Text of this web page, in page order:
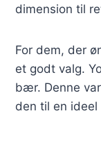
dimension til
For dem, der
et godt valg.
bær. Denne
den til en ideel